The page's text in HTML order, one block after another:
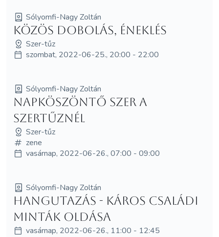
Sólyomfi-Nagy Zoltán
Közös dobolás, éneklés
Szer-tűz
szombat, 2022-06-25., 20:00 - 22:00
Sólyomfi-Nagy Zoltán
Napköszöntő Szer a
Szertűznél
Szer-tűz
zene
vasárnap, 2022-06-26., 07:00 - 09:00
Sólyomfi-Nagy Zoltán
Hangutazás - káros családi
minták oldása
vasárnap, 2022-06-26., 11:00 - 12:45